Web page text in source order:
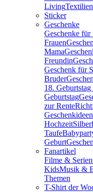
LivingTextilien
Sticker
Geschenke
Geschenke für
Frauen
Mama
Freundin
Geschenk für
Bruder
18. Geburtstag
Geburtstag
zur Rente
Hochzeit
Taufe
Geburt
Fanartikel
Filme & Serien
KidsMusik &
Themen
T-Shirt der